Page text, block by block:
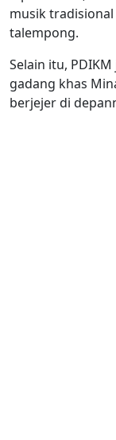
musik
talempong.
Selain itu,
gadang khas
berjejer di